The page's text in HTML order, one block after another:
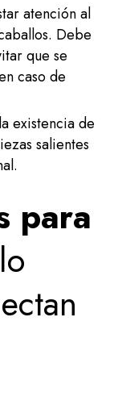
atención al
Debe
que se
caso de
existencia de
salientes
para